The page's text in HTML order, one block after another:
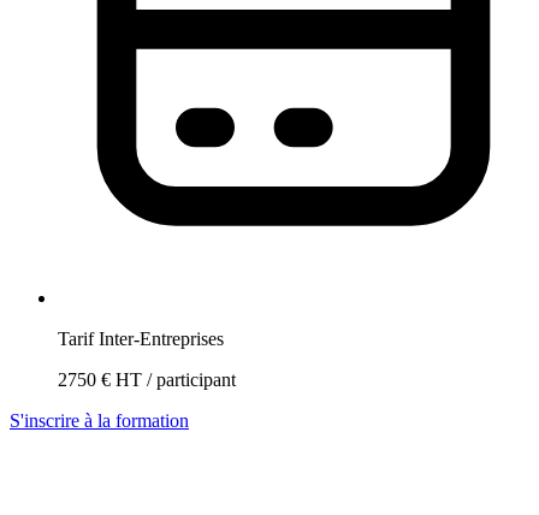
Tarif Inter-Entreprises
2750 € HT / participant
S'inscrire à la formation